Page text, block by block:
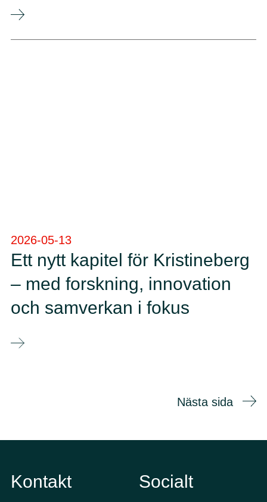
2026-05-13
Ett nytt kapitel för Kristineberg
– med forskning, innovation
och samverkan i fokus
Nästa sida
Kontakt Socialt